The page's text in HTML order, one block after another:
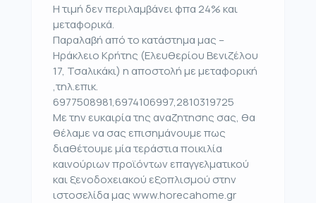
Η τιμή δεν περιλαμβάνει φπα 24% και
μεταφορικά.
Παραλαβή από το κατάστημα μας –
Ηράκλειο Κρήτης (Ελευθερίου Βενιζέλου
17, Τσαλικάκι) η αποστολή με μεταφορική
,τηλ.επικ.
6977508981,6974106997,2810319725
Με την ευκαιρία της αναζητησης σας, θα
θέλαμε να σας επισημάνουμε πως
διαθέτουμε μία τεράστια ποικιλία
καινούριων προϊόντων επαγγελματικού
και ξενοδοχειακού εξοπλισμού στην
ιστοσελίδα μας www.horecahome.gr